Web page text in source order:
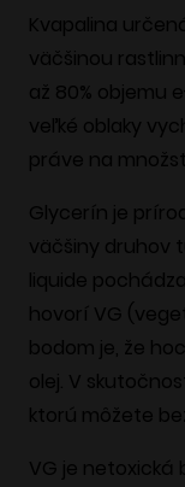
Kvapalina
väčšinou
až 80% objemu
veľké oblaky
práve na
Glycerín je
väčšiny druhov
liquide
hovorí VG
bodom je, že
olej. V
ktorú môžete
VG je netoxická